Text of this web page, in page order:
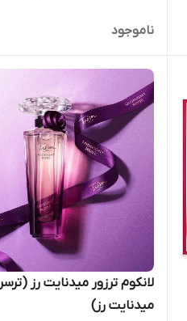
ناموجود
لانکوم ترزور میدنایت رز (ترسر
میدنایت رز)